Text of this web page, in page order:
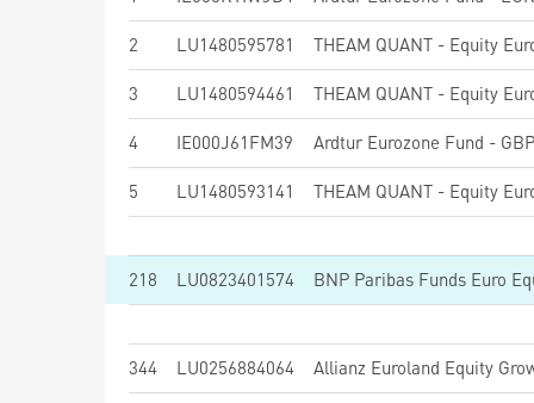
2 LU1480595781
3 LU1480594461
4 IE000J61FM39 Ardtur Eurozone Fund -
5 LU1480593141
218 LU0823401574 BNP Paribas Funds Euro
344 LU0256884064 Allianz Euroland Equity